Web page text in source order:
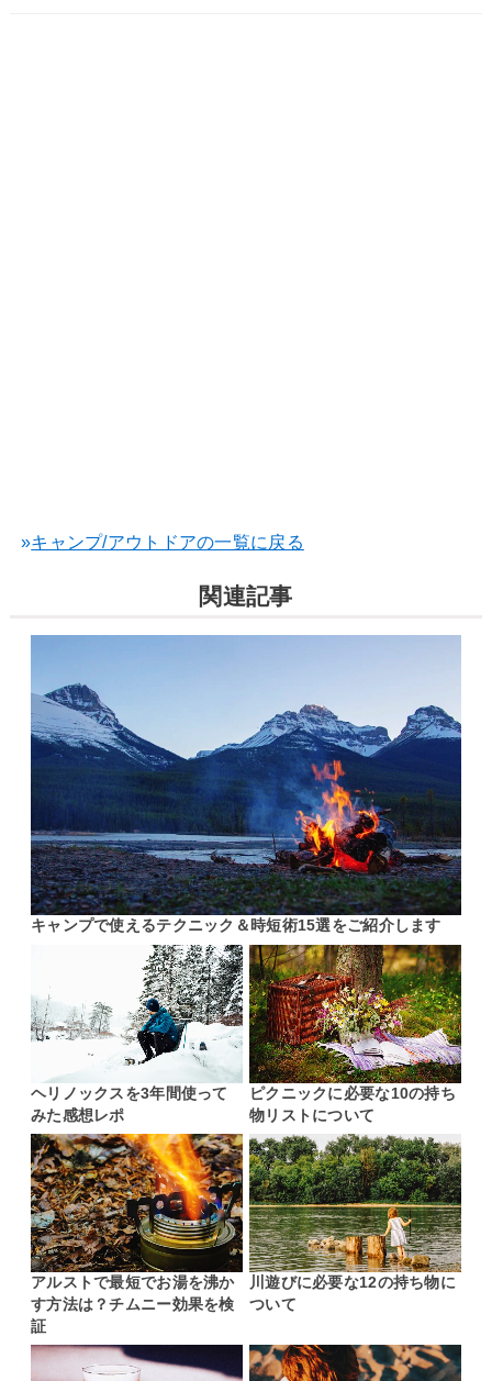
»キャンプ/アウトドアの一覧に戻る
関連記事
キャンプで使えるテクニック＆時短術15選をご紹介します
ヘリノックスを3年間使って
みた感想レポ
ピクニックに必要な10の持ち
物リストについて
アルストで最短でお湯を沸か
す方法は？チムニー効果を検
証
川遊びに必要な12の持ち物に
ついて